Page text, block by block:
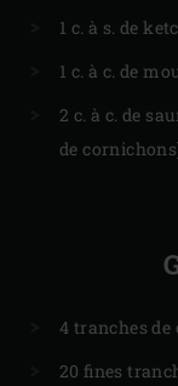
1 c. à s. de
1 c. à c. de
2 c. à c. de
de
4 tranches de
20 fines